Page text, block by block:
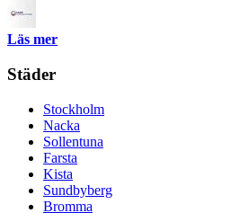
Läs mer
Städer
Stockholm
Nacka
Sollentuna
Farsta
Kista
Sundbyberg
Bromma